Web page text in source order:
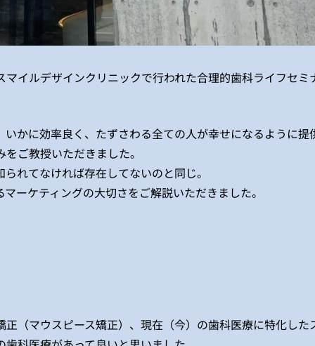
イルデザインクリニックで行われた合理的歯科ライフセミ
かに効率良く、たずさわる全ての人が幸せになるように提
ご教授いただきました。
れてなければ存在してないのと同じ。
ーケティングの大切さをご解説いただきました。
（マウスピース矯正）、現在（今）の歯科医療に特化した